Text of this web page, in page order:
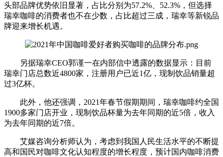
头部品牌优势依旧显著，占比分别为57.2%、52.3%，但选择
瑞幸咖啡的消费者也不在少数，占比超过三成，瑞幸等新锐品
牌迎来增长机遇。
另据瑞幸CEO郭谨一在内部信中透露的数据显示：目前
瑞幸门店总数近4800家，注册用户已近1亿，现制饮品销量超
过3亿杯。
此外，他还强调，2021年春节假期期间，瑞幸咖啡约全国
1900多家门店开业，现制饮品杯量为去年同期的近5倍，收入
为去年同期的近7倍。
艾媒咨询分析师认为，考虑到我国人民生活水平的不断提
高和国民对咖啡文化认知程度的增长程度，预计国内咖啡消费